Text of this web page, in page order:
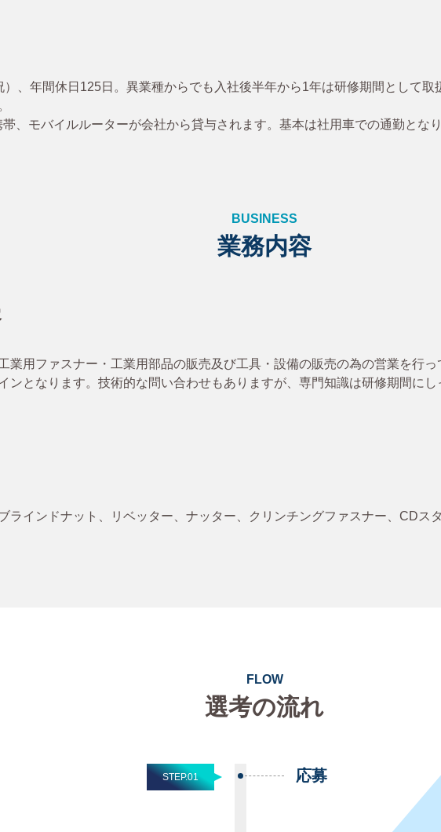
）、年間休日125日。異業種からでも入社後半年から1年は研修期間として
帯、モバイルルーターが会社から貸与されます。基本は社用車での通勤とな
BUS N ESS
業務内容
業用ファスナー・工業用部品の販売及び工具・設備の販売の為の営業を行
ンとなります。技術的な問い合わせもありますが、専門知識は研修期間にし
ラインドナット、リベッター、ナッター、クリンチングファスナー、CDス
FLOW
選考の流れ
STEP.01 応募